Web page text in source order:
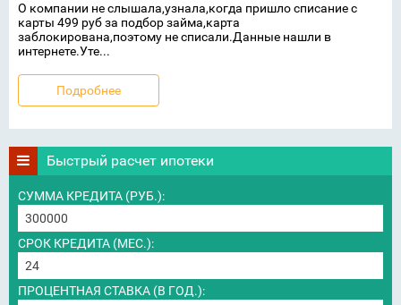
О компании не слышала,узнала,когда пришло списание с
карты 499 руб за подбор займа,карта
заблокирована,поэтому не списали.Данные нашли в
интернете.Уте...
Подробнее
Быстрый расчет ипотеки
СУММА КРЕДИТА (РУБ.):
СРОК КРЕДИТА (МЕС.):
ПРОЦЕНТНАЯ СТАВКА (В ГОД.):